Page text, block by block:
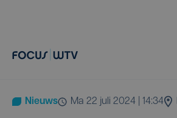
Nieuws ma 22 juli 2024 | 14:34